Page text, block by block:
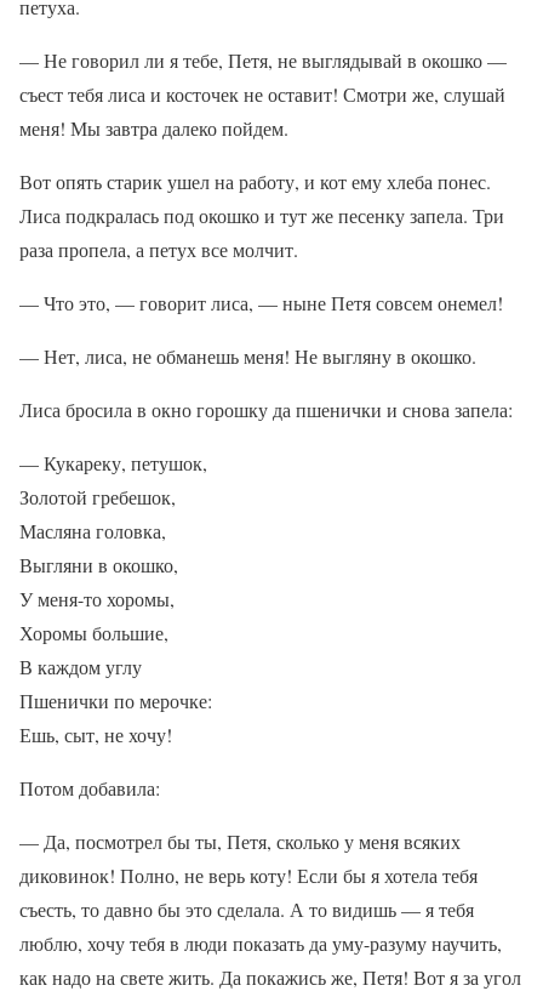
петуха.
— Не говорил ли я тебе, Петя, не выглядывай в окошко —
съест тебя лиса и косточек не оставит! Смотри же, слушай
меня! Мы завтра далеко пойдем.
Вот опять старик ушел на работу, и кот ему хлеба понес.
Лиса подкралась под окошко и тут же песенку запела. Три
раза пропела, а петух все молчит.
— Что это, — говорит лиса, — ныне Петя совсем онемел!
— Нет, лиса, не обманешь меня! Не выгляну в окошко.
Лиса бросила в окно горошку да пшенички и снова запела:
— Кукареку, петушок,
Золотой гребешок,
Масляна головка,
Выгляни в окошко,
У меня-то хоромы,
Хоромы большие,
В каждом углу
Пшенички по мерочке:
Ешь, сыт, не хочу!
Потом добавила:
— Да, посмотрел бы ты, Петя, сколько у меня всяких
диковинок! Полно, не верь коту! Если бы я хотела тебя
съесть, то давно бы это сделала. А то видишь — я тебя
люблю, хочу тебя в люди показать да уму-разуму научить,
как надо на свете жить. Да покажись же, Петя! Вот я за угол